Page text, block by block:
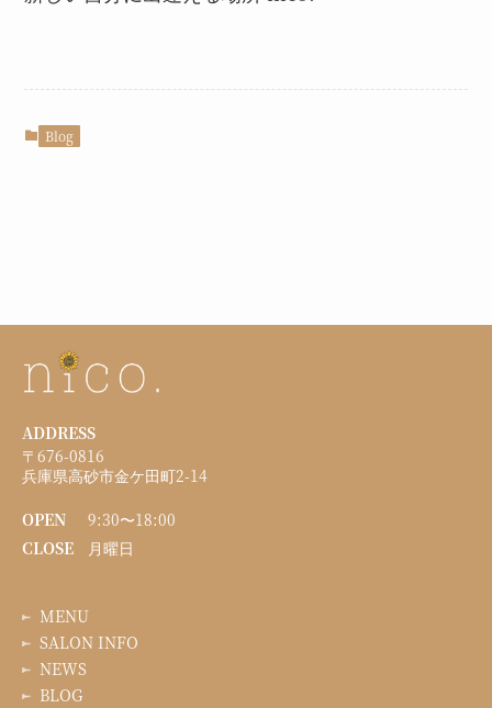
Blog
ADDRESS
〒676-0816
兵庫県高砂市金ケ田町2-14
OPEN
9:30〜18:00
CLOSE
月曜日
MENU
SALON INFO
NEWS
BLOG